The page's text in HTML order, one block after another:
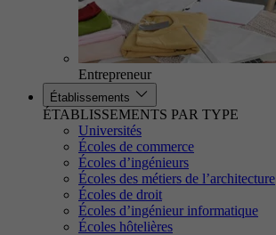
Entrepreneur
Établissements
ÉTABLISSEMENTS PAR TYPE
Universités
Écoles de commerce
Écoles d’ingénieurs
Écoles des métiers de l’architecture
Écoles de droit
Écoles d’ingénieur informatique
Écoles hôtelières